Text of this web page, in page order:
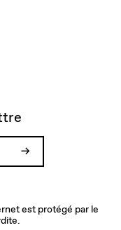
est protégé par le